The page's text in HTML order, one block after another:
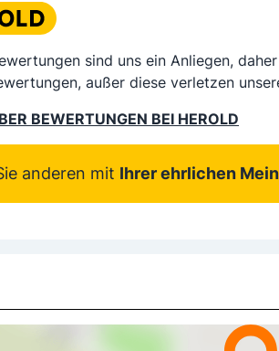
sind uns ein Anliegen,
außer diese verletzen
BEWERTUNGEN BEI HEROLD
anderen mit Ihrer ehrlichen